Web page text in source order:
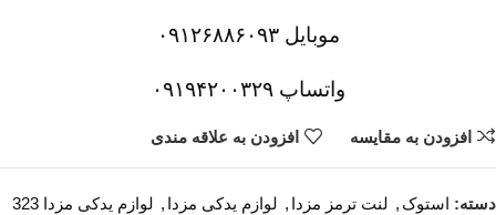
موبایل ۰۹۱۲۶۸۸۶۰۹۳
واتساپ ۰۹۱۹۴۲۰۰۳۲۹
افزودن به مقایسه افزودن به علاقه مندی
دسته: استوک , لنت ترمز مزدا , لوازم یدکی مزدا , لوازم یدکی مزدا 323